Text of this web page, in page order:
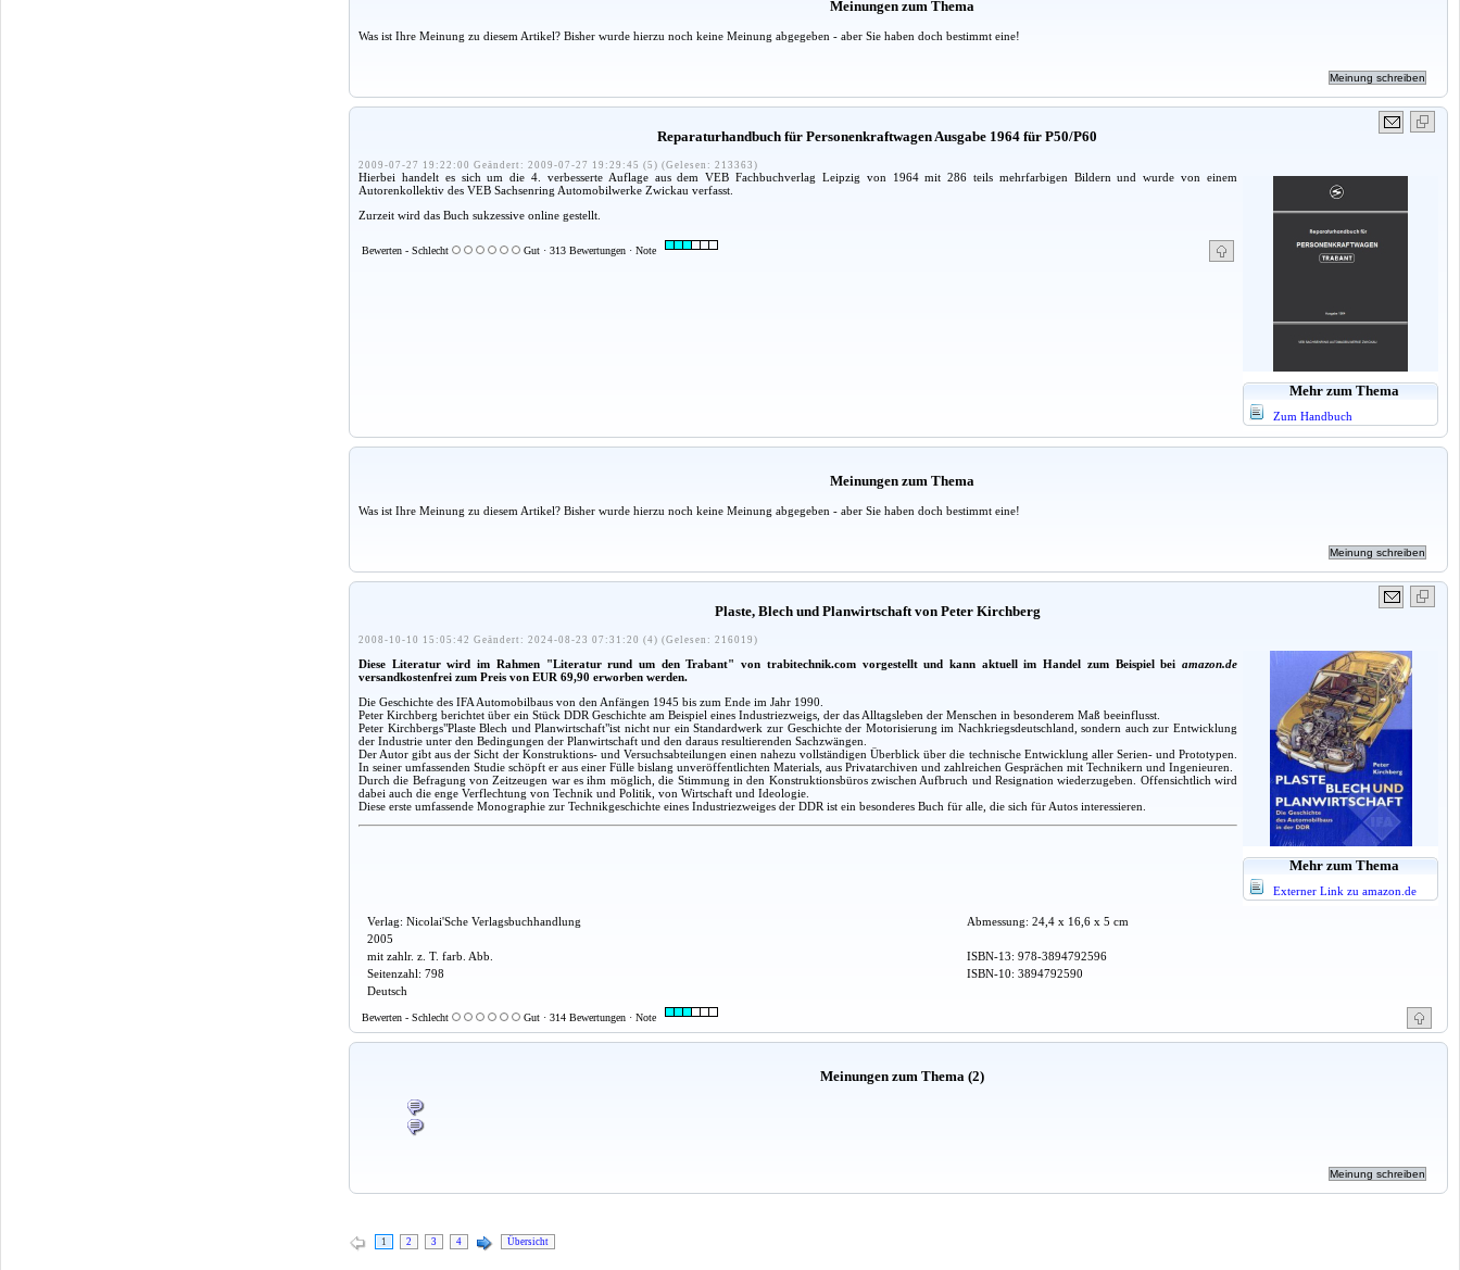
Meinungen zum Thema
Was ist Ihre Meinung zu diesem Artikel? Bisher wurde hierzu noch keine Meinung abgegeben - aber Sie haben doch bestimmt eine!
Reparaturhandbuch für Personenkraftwagen Ausgabe 1964 für P50/P60
2009-07-27 19:22:00 Geändert: 2009-07-27 19:29:45 (5) (Gelesen: 213363)
Mehr zum Thema
Zum Handbuch
Hierbei handelt es sich um die 4. verbesserte Auflage aus dem VEB Fachbuchverlag Leipzig von 1964 mit 286 teils mehrfarbigen Bildern und wurde von einem
Autorenkollektiv des VEB Sachsenring Automobilwerke Zwickau verfasst.
Zurzeit wird das Buch sukzessive online gestellt.
Bewerten - Schlecht Gut · 313 Bewertungen · Note
Meinungen zum Thema
Was ist Ihre Meinung zu diesem Artikel? Bisher wurde hierzu noch keine Meinung abgegeben - aber Sie haben doch bestimmt eine!
Plaste, Blech und Planwirtschaft von Peter Kirchberg
2008-10-10 15:05:42 Geändert: 2024-08-23 07:31:20 (4) (Gelesen: 216019)
Mehr zum Thema
Externer Link zu amazon.de
Diese Literatur wird im Rahmen "Literatur rund um den Trabant" von trabitechnik.com vorgestellt und kann aktuell im Handel zum Beispiel bei amazon.de
versandkostenfrei zum Preis von EUR 69,90 erworben werden.
Die Geschichte des IFA Automobilbaus von den Anfängen 1945 bis zum Ende im Jahr 1990.
Peter Kirchberg berichtet über ein Stück DDR Geschichte am Beispiel eines Industriezweigs, der das Alltagsleben der Menschen in besonderem Maß beeinflusst.
Peter Kirchbergs"Plaste Blech und Planwirtschaft"ist nicht nur ein Standardwerk zur Geschichte der Motorisierung im Nachkriegsdeutschland, sondern auch zur Entwicklung
der Industrie unter den Bedingungen der Planwirtschaft und den daraus resultierenden Sachzwängen.
Der Autor gibt aus der Sicht der Konstruktions- und Versuchsabteilungen einen nahezu vollständigen Überblick über die technische Entwicklung aller Serien- und Prototypen.
In seiner umfassenden Studie schöpft er aus einer Fülle bislang unveröffentlichten Materials, aus Privatarchiven und zahlreichen Gesprächen mit Technikern und Ingenieuren.
Durch die Befragung von Zeitzeugen war es ihm möglich, die Stimmung in den Konstruktionsbüros zwischen Aufbruch und Resignation wiederzugeben. Offensichtlich wird
dabei auch die enge Verflechtung von Technik und Politik, von Wirtschaft und Ideologie.
Diese erste umfassende Monographie zur Technikgeschichte eines Industriezweiges der DDR ist ein besonderes Buch für alle, die sich für Autos interessieren.
Verlag: Nicolai'Sche Verlagsbuchhandlung
Abmessung: 24,4 x 16,6 x 5 cm
2005
mit zahlr. z. T. farb. Abb.
ISBN-13: 978-3894792596
Seitenzahl: 798
ISBN-10: 3894792590
Deutsch
Bewerten - Schlecht Gut · 314 Bewertungen · Note
Meinungen zum Thema (2)
1 2 3 4 Übersicht